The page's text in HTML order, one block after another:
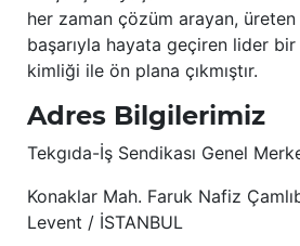
her zaman çözüm arayan,
başarıyla hayata geçiren lider
kimliği ile ön plana çıkmıştır.
Adres Bilgilerimiz
Tekgıda-İş Sendikası Genel
Konaklar Mah. Faruk Nafiz
Levent / İSTANBUL